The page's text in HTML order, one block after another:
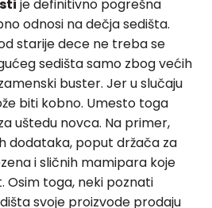
je definitivno pogrešna
odnosi na dečja sedišta.
starije dece ne treba se
sedišta samo zbog većih
buster. Jer u slučaju
biti kobno. Umesto toga
uštedu novca. Na primer,
dodataka, poput držača za
i sličnih mamipara koje
Osim toga, neki poznati
svoje proizvode prodaju